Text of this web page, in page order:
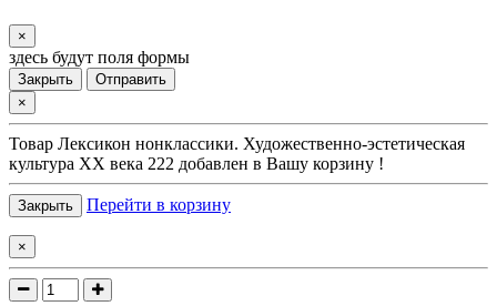
×
здесь будут поля формы
Закрыть
Отправить
×
Товар Лексикон нонклассики. Художественно-эстетическая
культура XX века 222 добавлен в Вашу корзину !
Закрыть Перейти в корзину
×